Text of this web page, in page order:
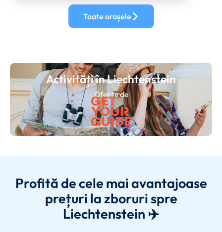
Toate orașele
Activități în Liechtenstein
Oferite de
Profită de cele mai avantajoase
prețuri la zboruri spre
Liechtenstein ✈️